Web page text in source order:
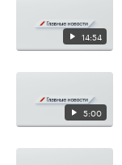
14:54
5:00